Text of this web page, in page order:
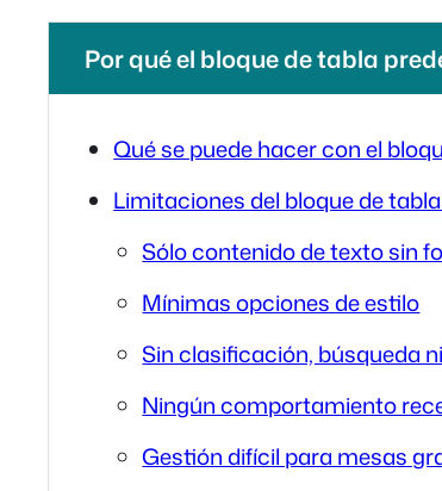
Por qué el bloque de tabla
Qué se puede hacer con el
Limitaciones del bloque de
Sólo contenido de texto sin
Mínimas opciones de estilo
Sin clasificación, búsqueda
Ningún comportamiento
Gestión difícil para mesas